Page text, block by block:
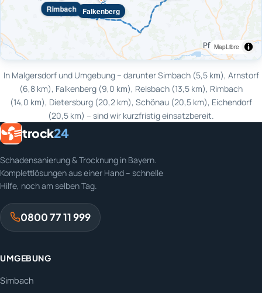
Falkenberg
Rimbach
MapLibre
In Malgersdorf und Umgebung – darunter Simbach (5,5 km), Arnstorf
(6,8 km), Falkenberg (9,0 km), Reisbach (13,5 km), Rimbach
(14,0 km), Dietersburg (20,2 km), Schönau (20,5 km), Eichendorf
(20,5 km) – sind wir kurzfristig einsatzbereit.
trock24
Schadensanierung & Trocknung in Bayern.
Komplettlösungen aus einer Hand – schnelle
Hilfe, noch am selben Tag.
0800 77 11 999
UMGEBUNG
Simbach